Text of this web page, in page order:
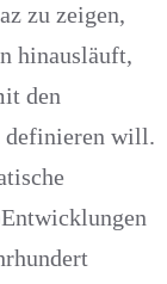
zu zeigen,
hinausläuft,
den
definieren will.